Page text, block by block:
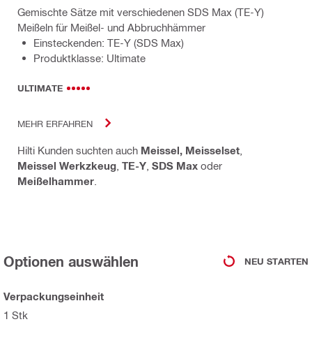
Gemischte Sätze mit verschiedenen SDS Max (TE-Y)
Meißeln für Meißel- und Abbruchhämmer
Einsteckenden: TE-Y (SDS Max)
Produktklasse: Ultimate
ULTIMATE
MEHR ERFAHREN
Hilti Kunden suchten auch Meissel, Meisselset
Meissel Werkzkeug TE-Y SDS Max oder
Meißelhammer
Optionen auswählen NEU STARTEN
Verpackungseinheit
1 Stk